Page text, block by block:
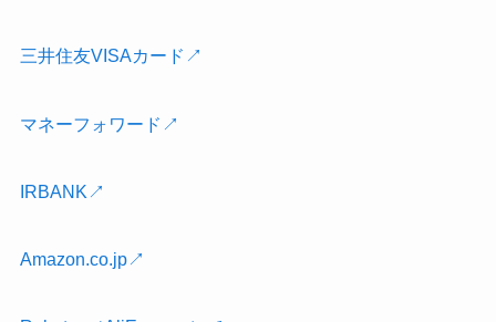
三井住友VISAカード↗
マネーフォワード↗
IRBANK↗
Amazon.co.jp↗